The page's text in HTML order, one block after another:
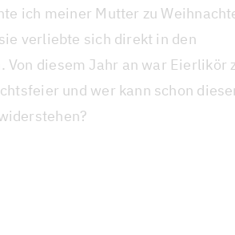
ich meiner Mutter zu
verliebte sich direkt in den
diesem Jahr an war Eierlikör
und wer kann schon